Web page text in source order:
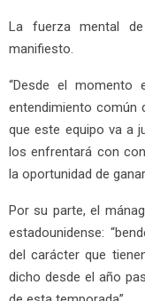
La fuerza mental
manifiesto.
“Desde el momento
entendimiento común
que este equipo va a
los enfrentará con
la oportunidad de
Por su parte, el
estadounidense:
del carácter que
dicho desde el año